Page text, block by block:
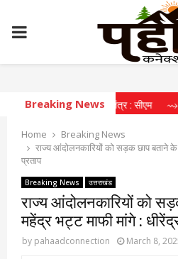
PRIMARY
MENU
Breaking News
पारिस्थितिकी तंत्र : सीएम ⇝ उन्नति शर्मा
Home
Breaking News
राज्य आंदोलनकारियों को सड़क छाप बताने
प्रताप
Breaking News उत्तराखंड
राज्य आंदोलनकारियों को
महेंद्र भट्ट माफी मांगे :
by pahaadconnection March 8,